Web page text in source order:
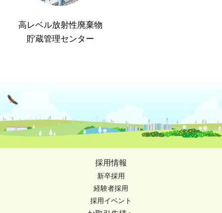
高レベル放射性廃棄物
貯蔵管理センター
採用情報
新卒採用
経験者採用
採用イベント